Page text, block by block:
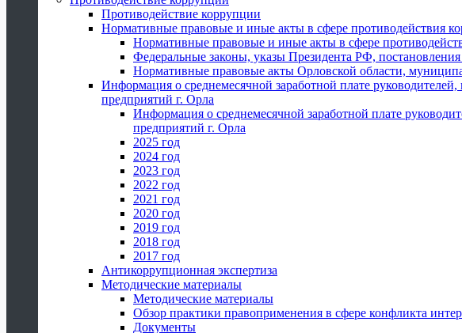
Противодействие коррупции
Нормативные правовые и иные акты в сфере противодействия
Нормативные правовые и иные акты в сфере
Федеральные законы, указы Президента РФ,
Нормативные правовые акты Орловской области,
Информация о среднемесячной заработной плате
предприятий г. Орла
Информация о среднемесячной заработной плате
предприятий г. Орла
2025 год
2024 год
2023 год
2022 год
2021 год
2020 год
2019 год
2018 год
2017 год
Антикоррупционная экспертиза
Методические материалы
Методические материалы
Обзор практики правоприменения в сфере конфликта
Документы